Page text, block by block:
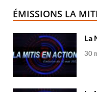
ÉMISSIONS LA
La
30